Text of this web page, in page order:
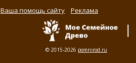
Ваша помощь сайту Реклама
© 2015-2026 pomnirod.ru